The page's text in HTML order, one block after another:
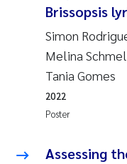
Brissopsis
Simon
Melina
Tania Gomes
Poster
2022
Assessing